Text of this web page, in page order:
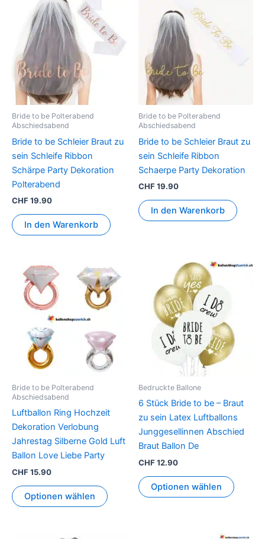
Bride to be Polterabend
Abschiedsabend
Bride to be Schleier Braut zu
sein Schleife Ribbon
Schärpe Party Dekoration
Polterabend
CHF19.90
In den Warenkorb
Bride to be Polterabend
Abschiedsabend
Bride to be Schleier Braut zu
sein Schleife Ribbon
Schaerpe Party Dekoration
CHF19.90
In den Warenkorb
Bride to be Polterabend
Abschiedsabend
Luftballon Ring Hochzeit
Dekoration Verlobung
Jahrestag Silberne Gold Luft
Ballon Love Liebe Party
CHF15.90
Optionen wählen
Dieses
Produkt
weist
auf.
Die
Optionen
der
Produktseite
gewählt
Bedruckte Ballone
6 Stück Bride to be – Braut
zu sein Latex Luftballons
Junggesellinnen Abschied
Braut Ballon De
CHF12.90
Optionen wählen